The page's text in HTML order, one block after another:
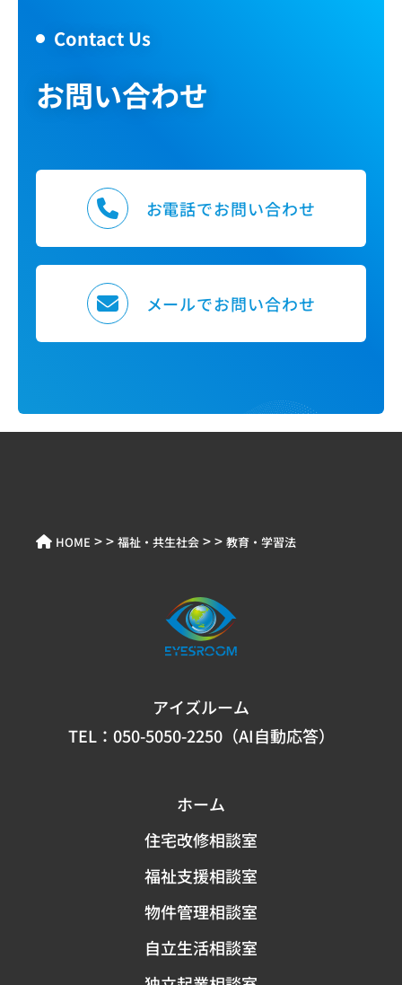
Contact Us
お問い合わせ
お電話でお問い合わせ
メールでお問い合わせ
HOME > > 福祉・共生社会 > > 教育・学習法
アイズルーム
TEL： 050-5050-2250（AI自動応答）
ホーム
住宅改修相談室
福祉支援相談室
物件管理相談室
自立生活相談室